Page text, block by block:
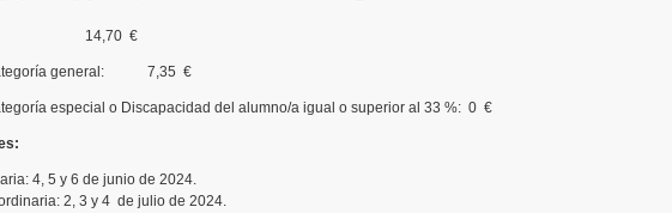
14,70 €
categoría general: 7,35 €
especial o Discapacidad del alumno/a igual o superior al 33 %: 0 €
4, 5 y 6 de junio de 2024.
2, 3 y 4 de julio de 2024.